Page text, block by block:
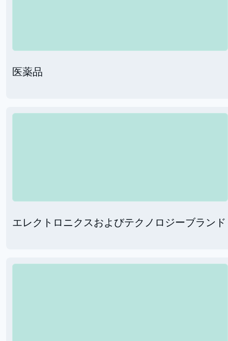
医薬品
エレクトロニクスおよびテクノロジーブランド